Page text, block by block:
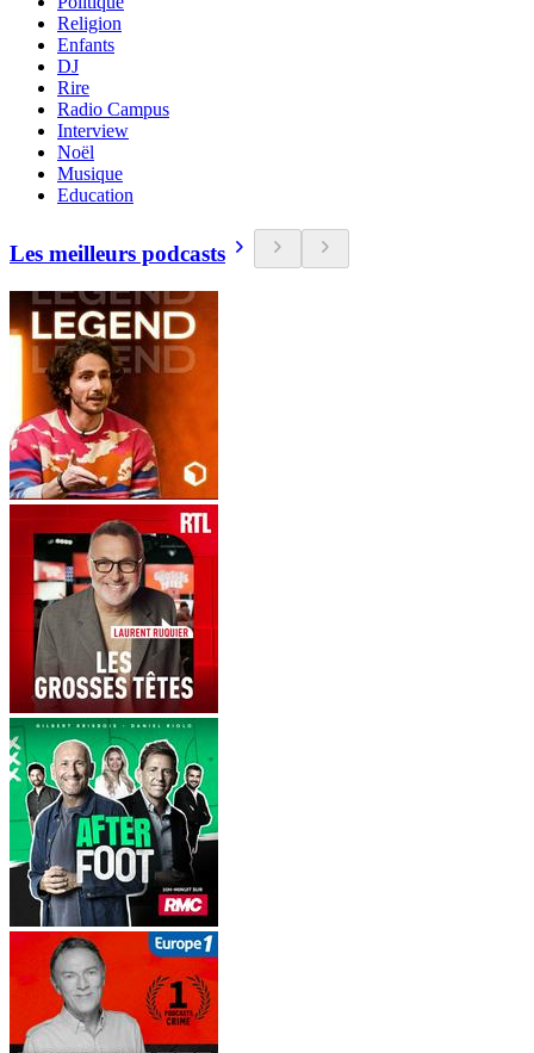
Religion
Enfants
DJ
Rire
Radio Campus
Interview
Noël
Musique
Education
Les meilleurs podcasts